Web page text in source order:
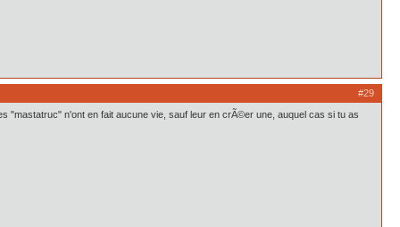
#29
"mastatruc" n'ont en fait aucune vie, sauf leur en crÃ©er une, auquel cas si tu as